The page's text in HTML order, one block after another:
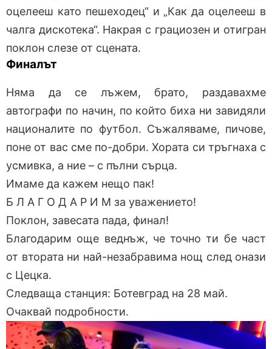
оцелееш като пешеходец“ и „Как да оцелееш в
чалга дискотека“. Накрая с грациозен и отигран
поклон слезе от сцената.
Финалът
Няма да се лъжем, брато, раздавахме
автографи по начин, по който биха ни завидяли
националите по футбол. Съжаляваме, пичове,
поне от вас сме по-добри. Хората си тръгнаха с
усмивка, а ние – с пълни сърца.
Имаме да кажем нещо пак!
Б Л А Г О Д А Р И М за уважението!
Поклон, завесата пада, финал!
Благодарим още веднъж, че точно ти бе част
от втората ни най-незабравима нощ след онази
с Цецка.
Следваща станция: Ботевград на 28 май.
Очаквай подробности.